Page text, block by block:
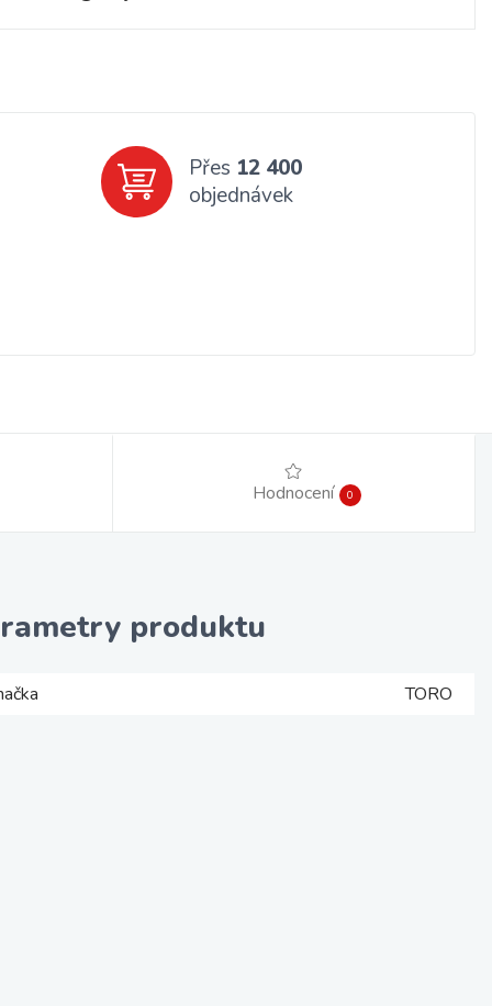
Přes 12 400
objednávek
Hodnocení 0
produktu
TORO